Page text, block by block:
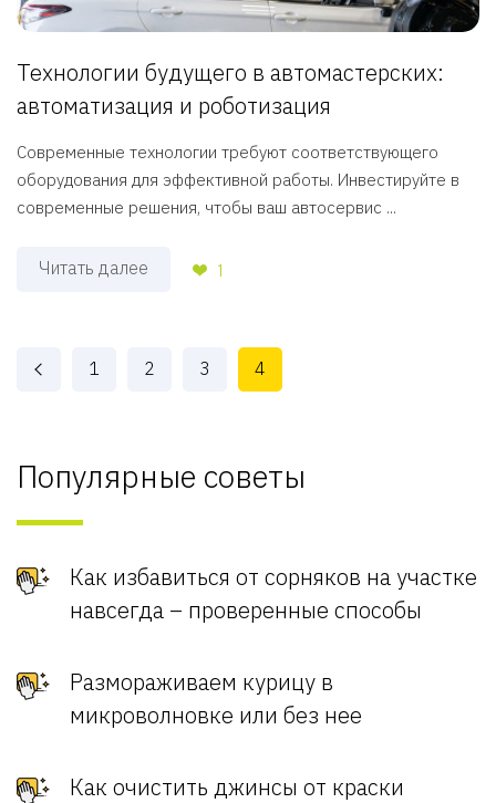
Технологии будущего в автомастерских:
автоматизация и роботизация
Современные технологии требуют соответствующего
оборудования для эффективной работы. Инвестируйте в
современные решения, чтобы ваш автосервис ...
Читать далее 1
1 2 3 4
Популярные советы
Как избавиться от сорняков на участке
навсегда – проверенные способы
Размораживаем курицу в
микроволновке или без нее
Как очистить джинсы от краски